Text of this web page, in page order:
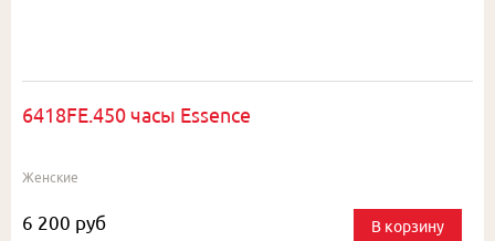
6418FE.450 часы Essence
Женские
6 200 руб В корзину